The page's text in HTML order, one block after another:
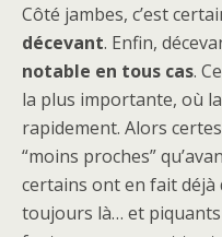
Côté jambes, c’est
décevant. Enfin,
notable en tous cas.
la plus importante, où
rapidement. Alors
“moins proches”
certains ont en fait
toujours là… et piquants